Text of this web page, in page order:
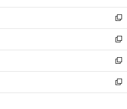
開
く
ウ
で
開
く
ン
ド
ウ
で
開
く
ウ
ィ
ン
ド
ウ
で
開
く
し
い
ウ
ィ
ン
ド
ウ
で
開
新
し
い
ウ
ィ
ン
ド
ウ
新
し
い
ウ
ィ
ン
新
し
い
ウ
新
し